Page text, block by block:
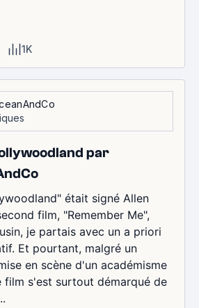
1K
par
était signé Allen
film, "Remember Me",
je partais avec un a priori
Et pourtant, malgré un
en scène d'un académisme
film s'est surtout démarqué de